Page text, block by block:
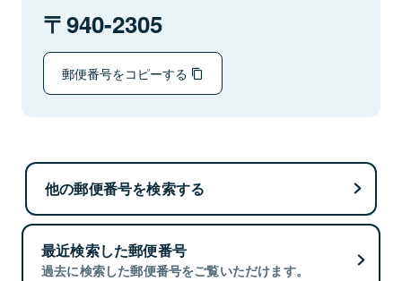
940-2305
郵便番号をコピーする
他の郵便番号を検索する
最近検索した郵便番号
過去に検索した郵便番号をご覧いただけます。